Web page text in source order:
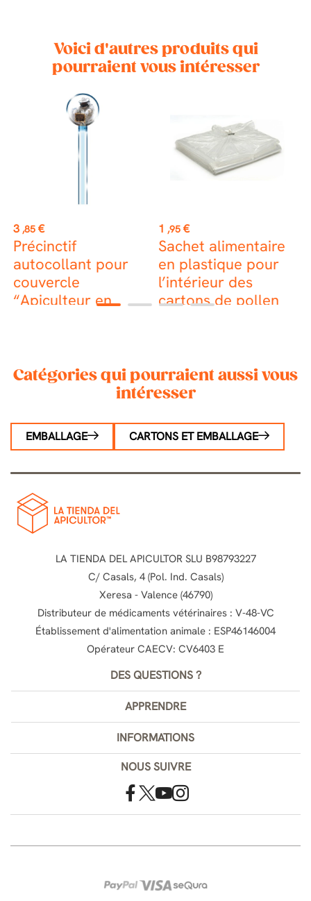
Voici d'autres produits qui
pourraient vous intéresser
Prix
3 ,85 €
Précinctif
autocollant pour
couvercle
“Apiculteur en
Prix
1 ,95 €
Sachet alimentaire
en plastique pour
l’intérieur des
cartons de pollen
1 2 3 4
Catégories qui pourraient aussi vous
intéresser
EMBALLAGE CARTONS ET EMBALLAGE
LA TIENDA DEL APICULTOR SLU B98793227
C/ Casals, 4 (Pol. Ind. Casals)
Xeresa - Valence (46790)
Distributeur de médicaments vétérinaires : V-48-VC
Établissement d'alimentation animale : ESP46146004
Opérateur CAECV: CV6403 E
DES QUESTIONS ?
APPRENDRE
INFORMATIONS
NOUS SUIVRE